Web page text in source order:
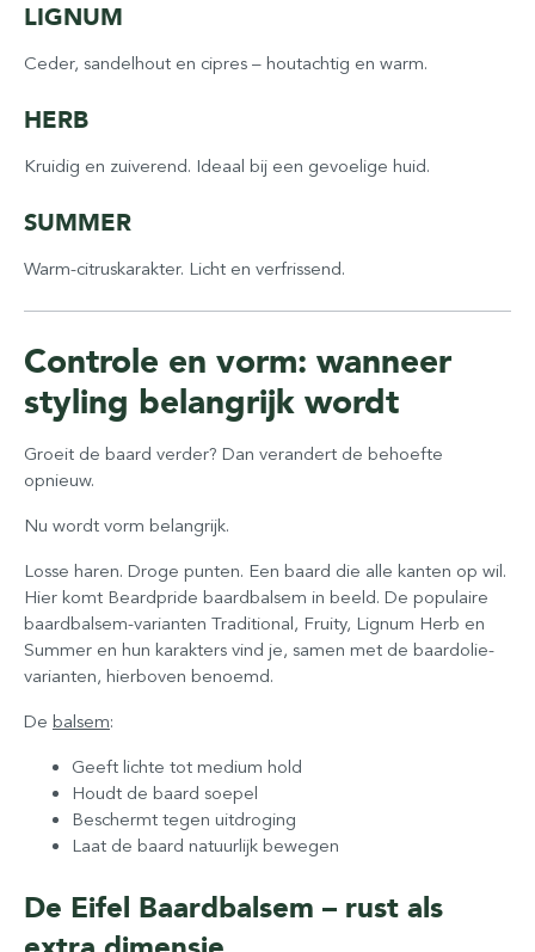
LIGNUM
Ceder, sandelhout en cipres – houtachtig en warm.
HERB
Kruidig en zuiverend. Ideaal bij een gevoelige huid.
SUMMER
Warm-citruskarakter. Licht en verfrissend.
Controle en vorm: wanneer
styling belangrijk wordt
Groeit de baard verder? Dan verandert de behoefte
opnieuw.
Nu wordt vorm belangrijk.
Losse haren. Droge punten. Een baard die alle kanten op wil.
Hier komt Beardpride baardbalsem in beeld. De populaire
baardbalsem-varianten Traditional, Fruity, Lignum Herb en
Summer en hun karakters vind je, samen met de baardolie-
varianten, hierboven benoemd.
De balsem:
Geeft lichte tot medium hold
Houdt de baard soepel
Beschermt tegen uitdroging
Laat de baard natuurlijk bewegen
De Eifel Baardbalsem – rust als